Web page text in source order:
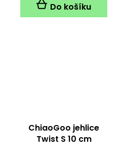
Do košíku
ChiaoGoo jehlice
Twist S 10 cm